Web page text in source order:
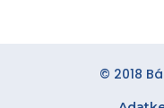
© 2018